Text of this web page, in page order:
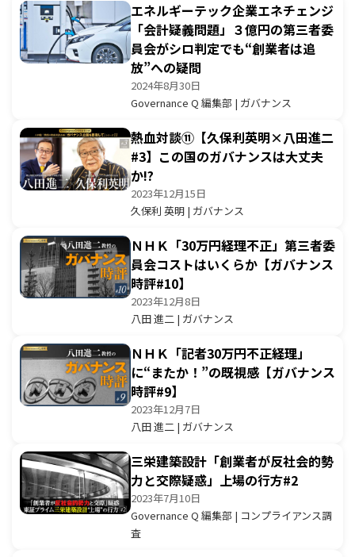
エネルギーテック企業エネチェンジ
「会計疑義問題」３億円の第三者委
員会がシロ判定でも“創業者は追
放”への疑問
2024年8月30日
Governance Q 編集部 | ガバナンス
熱血対談⑪【久保利英明×八田進二
#3】この国のガバナンスは大丈夫
か!?
2023年12月15日
久保利 英明 | ガバナンス
ＮＨＫ「30万円経理不正」第三者委
員会コストはいくらか【ガバナンス
時評#10】
2023年12月8日
八田 進二 | ガバナンス
ＮＨＫ「記者30万円不正経理」
に“またか！”の既視感【ガバナンス
時評#9】
2023年12月7日
八田 進二 | ガバナンス
三栄建築設計「創業者が反社会的勢
力と交際疑惑」上場の行方#2
2023年7月10日
Governance Q 編集部 | コンプライアンス調
査